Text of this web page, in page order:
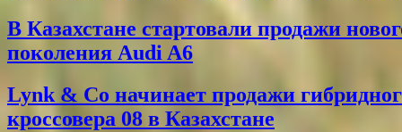
В Казахстане стартовали продажи
поколения Audi A6
Lynk & Co начинает продажи
кроссовера 08 в Казахстане